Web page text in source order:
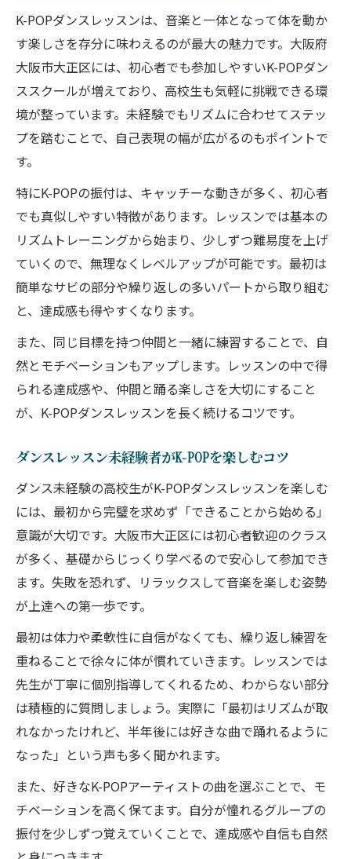
K-POPダンスレッスンは、音楽と一体となって体を動か
す楽しさを存分に味わえるのが最大の魅力です。大阪府
大阪市大正区には、初心者でも参加しやすいK-POPダン
ススクールが増えており、高校生も気軽に挑戦できる環
境が整っています。未経験でもリズムに合わせてステッ
プを踏むことで、自己表現の幅が広がるのもポイントで
す。
特にK-POPの振付は、キャッチーな動きが多く、初心者
でも真似しやすい特徴があります。レッスンでは基本の
リズムトレーニングから始まり、少しずつ難易度を上げ
ていくので、無理なくレベルアップが可能です。最初は
簡単なサビの部分や繰り返しの多いパートから取り組む
と、達成感も得やすくなります。
また、同じ目標を持つ仲間と一緒に練習することで、自
然とモチベーションもアップします。レッスンの中で得
られる達成感や、仲間と踊る楽しさを大切にすること
が、K-POPダンスレッスンを長く続けるコツです。
ダンスレッスン未経験者がK-POPを楽しむコツ
ダンス未経験の高校生がK-POPダンスレッスンを楽しむ
には、最初から完璧を求めず「できることから始める」
意識が大切です。大阪市大正区には初心者歓迎のクラス
が多く、基礎からじっくり学べるので安心して参加でき
ます。失敗を恐れず、リラックスして音楽を楽しむ姿勢
が上達への第一歩です。
最初は体力や柔軟性に自信がなくても、繰り返し練習を
重ねることで徐々に体が慣れていきます。レッスンでは
先生が丁寧に個別指導してくれるため、わからない部分
は積極的に質問しましょう。実際に「最初はリズムが取
れなかったけれど、半年後には好きな曲で踊れるように
なった」という声も多く聞かれます。
また、好きなK-POPアーティストの曲を選ぶことで、モ
チベーションを高く保てます。自分が憧れるグループの
振付を少しずつ覚えていくことで、達成感や自信も自然